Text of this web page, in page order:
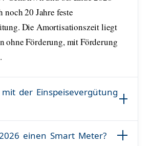
noch 20 Jahre feste
Die Amortisationszeit liegt
ohne Förderung, mit Förderung
der Einspeisevergütung
einen Smart Meter?